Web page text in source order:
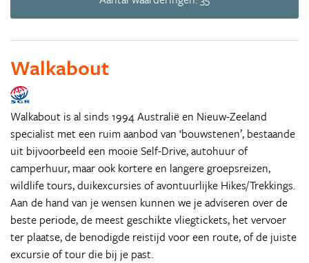
Walkabout
Walkabout is al sinds 1994 Australië en Nieuw-Zeeland
specialist met een ruim aanbod van ‘bouwstenen’, bestaande
uit bijvoorbeeld een mooie Self-Drive, autohuur of
camperhuur, maar ook kortere en langere groepsreizen,
wildlife tours, duikexcursies of avontuurlijke Hikes/Trekkings.
Aan de hand van je wensen kunnen we je adviseren over de
beste periode, de meest geschikte vliegtickets, het vervoer
ter plaatse, de benodigde reistijd voor een route, of de juiste
excursie of tour die bij je past.